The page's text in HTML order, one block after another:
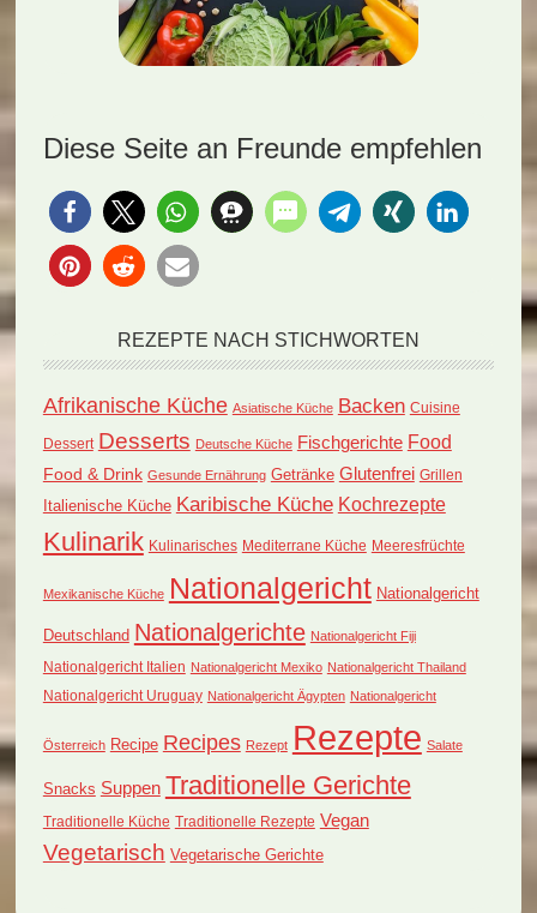
Diese Seite an Freunde empfehlen
REZEPTE NACH STICHWORTEN
Afrikanische Küche Asiatische Küche Backen Cuisine
Dessert Desserts Deutsche Küche Fischgerichte Food
Food & Drink Gesunde Ernährung Getränke Glutenfrei Grillen
Italienische Küche Karibische Küche Kochrezepte
Kulinarik Kulinarisches Mediterrane Küche Meeresfrüchte
Mexikanische Küche Nationalgericht Nationalgericht
Deutschland Nationalgerichte Nationalgericht Fiji
Nationalgericht Italien Nationalgericht Mexiko Nationalgericht Thailand
Nationalgericht Uruguay Nationalgericht Ägypten Nationalgericht
Österreich Recipe Recipes Rezept Rezepte Salate
Snacks Suppen Traditionelle Gerichte
Traditionelle Küche Traditionelle Rezepte Vegan
Vegetarisch Vegetarische Gerichte